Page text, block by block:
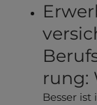
rung:
Besser